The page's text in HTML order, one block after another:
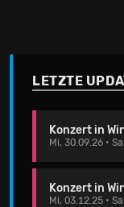
LETZTE
Konzert in
Mi, 30.09.26 •
Konzert in
Mi, 03.12.25 •